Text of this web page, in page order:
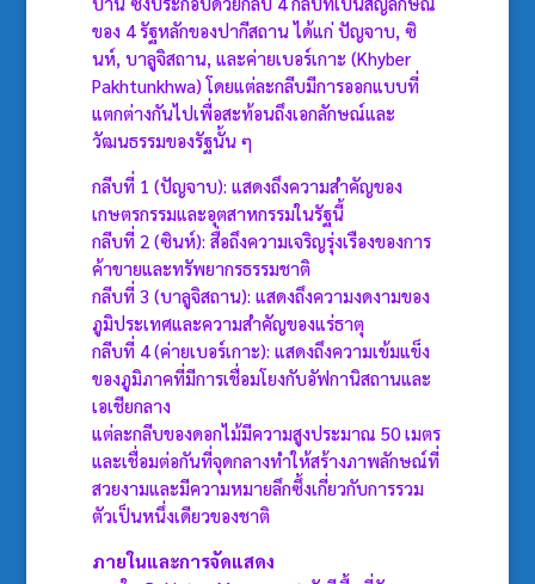
ของ 4 รัฐหลักของปากีสถาน ได้แก่ ปัญจาบ, ซิ
นห์, บาลูจิสถาน, และค่ายเบอร์เกาะ (Khyber
Pakhtunkhwa) โดยแต่ละกลีบมีการออกแบบที่
แตกต่างกันไปเพื่อสะท้อนถึงเอกลักษณ์และ
วัฒนธรรมของรัฐนั้น ๆ
กลีบที่ 1 (ปัญจาบ): แสดงถึงความสำคัญของ
เกษตรกรรมและอุตสาหกรรมในรัฐนี้
กลีบที่ 2 (ซินห์): สื่อถึงความเจริญรุ่งเรืองของการ
ค้าขายและทรัพยากรธรรมชาติ
กลีบที่ 3 (บาลูจิสถาน): แสดงถึงความงดงามของ
ภูมิประเทศและความสำคัญของแร่ธาตุ
กลีบที่ 4 (ค่ายเบอร์เกาะ): แสดงถึงความเข้มแข็ง
ของภูมิภาคที่มีการเชื่อมโยงกับอัฟกานิสถานและ
เอเชียกลาง
แต่ละกลีบของดอกไม้มีความสูงประมาณ 50 เมตร
และเชื่อมต่อกันที่จุดกลางทำให้สร้างภาพลักษณ์ที่
สวยงามและมีความหมายลึกซึ้งเกี่ยวกับการรวม
ตัวเป็นหนึ่งเดียวของชาติ
ภายในและการจัดแสดง